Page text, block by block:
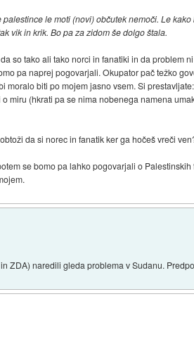
le moti (novi) občutek nemoči. Le
vik in krik. Bo pa za zidom še dolgo štala.
so tako ali tako norci in fanatiki in da problem
pa naprej pogovarjali. Okupator pač težko
moralo biti po mojem jasno vsem. Si
miru (hkrati pa se nima nobenega namena
da si norec in fanatik ker ga hočeš vreči
se bomo pa lahko pogovarjali o
ZDA) naredili gleda problema v Sudanu.